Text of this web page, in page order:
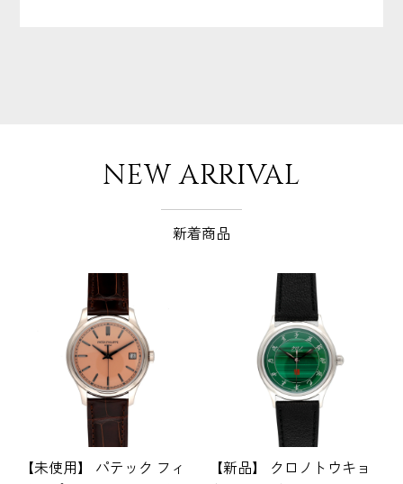
NEW ARRIVAL
新着商品
【未使用】 パテック フィ
【新品】 クロノトウキョ